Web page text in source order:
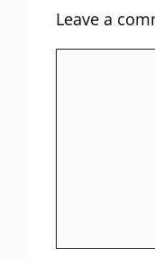
Leave a